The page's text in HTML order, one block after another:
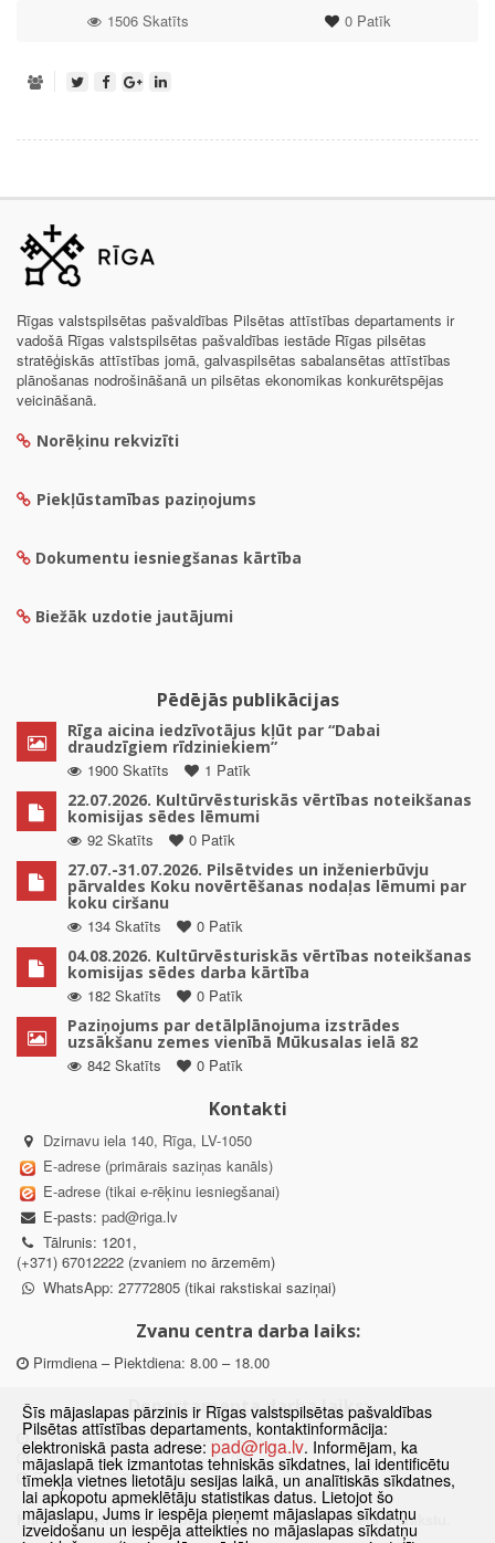
0Patīk
1506 Skatīts
Rīgas valstspilsētas pašvaldības Pilsētas attīstības departaments ir
vadošā Rīgas valstspilsētas pašvaldības iestāde Rīgas pilsētas
stratēģiskās attīstības jomā, galvaspilsētas sabalansētas attīstības
plānošanas nodrošināšanā un pilsētas ekonomikas konkurētspējas
veicināšanā.
Norēķinu rekvizīti
Piekļūstamības paziņojums
Dokumentu iesniegšanas kārtība
Biežāk uzdotie jautājumi
Pēdējās publikācijas
Rīga aicina iedzīvotājus kļūt par “Dabai
draudzīgiem rīdziniekiem”
1900 Skatīts
1 Patīk
22.07.2026. Kultūrvēsturiskās vērtības noteikšanas
komisijas sēdes lēmumi
92 Skatīts
0 Patīk
27.07.-31.07.2026. Pilsētvides un inženierbūvju
pārvaldes Koku novērtēšanas nodaļas lēmumi par
koku ciršanu
134 Skatīts
0 Patīk
04.08.2026. Kultūrvēsturiskās vērtības noteikšanas
komisijas sēdes darba kārtība
182 Skatīts
0 Patīk
Paziņojums par detālplānojuma izstrādes
uzsākšanu zemes vienībā Mūkusalas ielā 82
842 Skatīts
0 Patīk
Kontakti
Dzirnavu iela 140, Rīga, LV-1050
E-adrese (primārais saziņas kanāls)
E-adrese (tikai e-rēķinu iesniegšanai)
E-pasts: pad@riga.lv
Tālrunis: 1201,
(+371) 67012222 (zvaniem no ārzemēm)
WhatsApp: 27772805 (tikai rakstiskai saziņai)
Zvanu centra darba laiks:
Pirmdiena – Piektdiena: 8.00 – 18.00
Departamenta darba laiks:
Pirmdiena, Ceturtdiena: 8.30 – 18.00
Otrdiena, Trešdiena: 8.30 – 17.00
Piektdiena: 8.30 – 15.00
Klātienes konsultācijas pieejamas tikai ar iepriekšēju pierakstu.
Šīs mājaslapas pārzinis ir Rīgas valstspilsētas pašvaldības
Pilsētas attīstības departaments, kontaktinformācija:
elektroniskā pasta adrese: pad@riga.lv. Informējam, ka
mājaslapā tiek izmantotas tehniskās sīkdatnes, lai identificētu
tīmekļa vietnes lietotāju sesijas laikā, un analītiskās sīkdatnes,
lai apkopotu apmeklētāju statistikas datus. Lietojot šo
mājaslapu, Jums ir iespēja pieņemt mājaslapas sīkdatņu
izveidošanu un iespēja atteikties no mājaslapas sīkdatņu